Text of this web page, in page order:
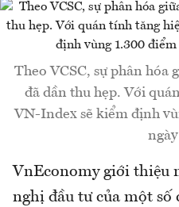
Theo VCSC, sự phân hóa
đã dần thu hẹp. Với
VN-Index sẽ kiểm định
VnEconomy giới thiệu
nghị đầu tư của một số